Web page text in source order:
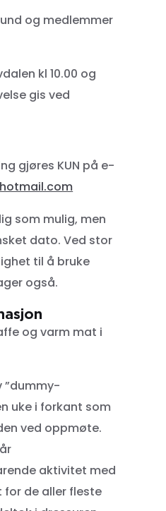
og medlemmer
kl 10.00 og
gis ved
gjøres KUN på e-
som mulig, men
dato. Ved stor
til å bruke
også.
og varm mat i
”dummy-
uke i forkant som
ved oppmøte.
aktivitet med
for de aller fleste